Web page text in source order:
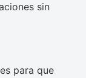
sin
para que